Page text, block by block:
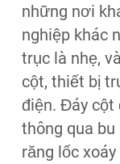
những nơi
nghiệp khác
trục là nhẹ,
cột, thiết bị
điện. Đáy cột
thông qua bu
răng lốc